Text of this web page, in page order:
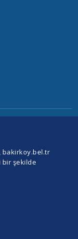
bakirkoy.bel.tr
şekilde